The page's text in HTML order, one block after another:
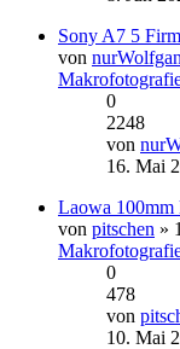
Sony A7 5
von
0
2248
von
16. Mai
Laowa 100mm
von pitschen »
0
478
von
10. Mai